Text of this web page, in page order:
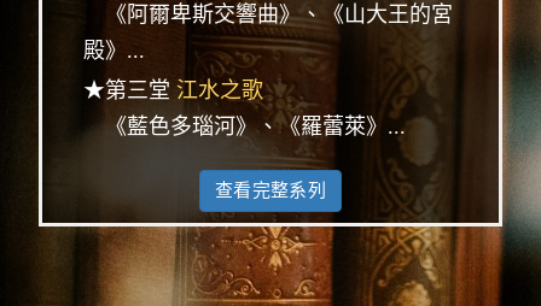
《阿爾卑斯交響曲》、《山大王的宮
殿》...
★第三堂 江水之歌
《藍色多瑙河》、《羅蕾萊》...
查看完整系列